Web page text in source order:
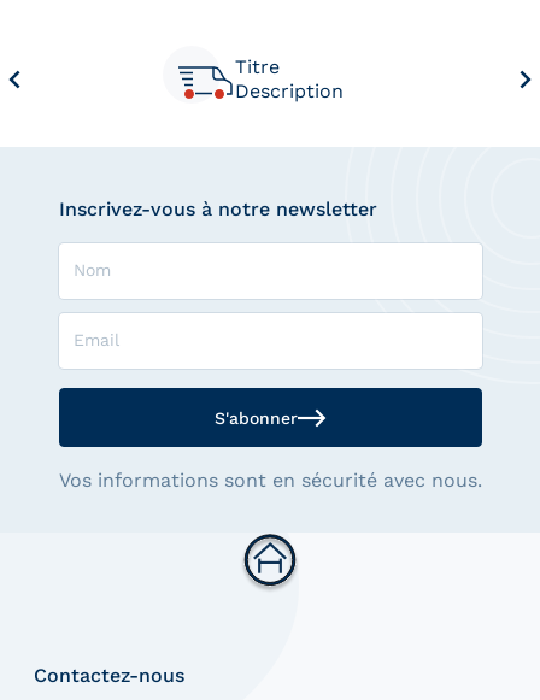
Titre
Description
Contactez-nous
Inscrivez-vous à notre newsletter
S'abonner
Vos informations sont en sécurité avec nous.